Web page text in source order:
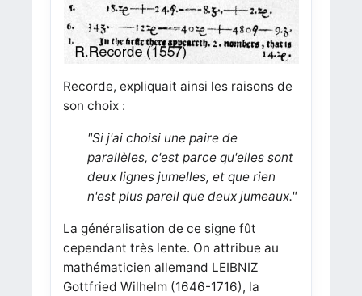
Recorde, expliquait ainsi les raisons de
son choix :
"Si j'ai choisi une paire de
parallèles, c'est parce qu'elles sont
deux lignes jumelles, et que rien
n'est plus pareil que deux jumeaux."
La généralisation de ce signe fût
cependant très lente. On attribue au
mathématicien allemand LEIBNIZ
Gottfried Wilhelm (1646-1716), la